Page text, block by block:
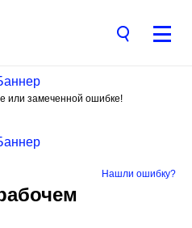
или замеченной ошибке!
Нашли ошибку?